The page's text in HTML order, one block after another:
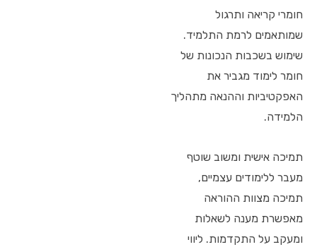
חומרי קריאה ותרגול
שמותאמים לרמת התלמיד.
שימוש בשכבות הנכונות של
חומר לימוד מגביר את
האפקטיביות וההנאה מתהליך
הלמידה.
תמיכה אישית ומשוב שוטף
מעבר ללימודים עצמיים,
תמיכה מצוות ההוראה
מאפשרת מענה לשאלות
ומעקב על התקדמות. ליווי